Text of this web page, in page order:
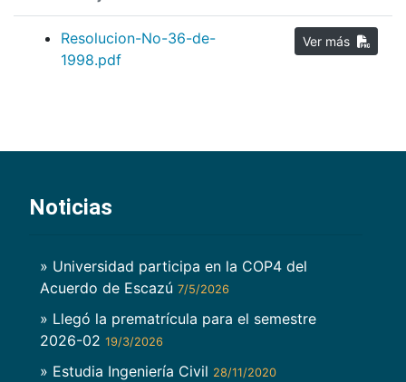
Resolucion-No-36-de-
1998.pdf
Noticias
» Universidad participa en la COP4 del
Acuerdo de Escazú 7/5/2026
» Llegó la prematrícula para el semestre
2026-02 19/3/2026
» Estudia Ingeniería Civil 28/11/2020